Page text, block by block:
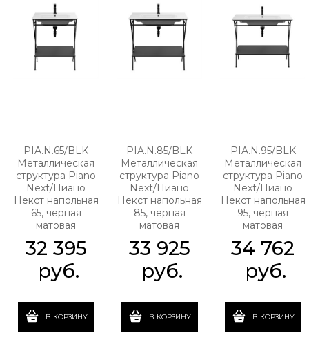
PIA.N.65/BLK
Металлическая
структура Piano
Next/Пиано
Некст напольная
65, черная
матовая
32 395
руб.
В КОРЗИНУ
PIA.N.85/BLK
Металлическая
структура Piano
Next/Пиано
Некст напольная
85, черная
матовая
33 925
руб.
В КОРЗИНУ
PIA.N.95/BLK
Металлическая
структура Piano
Next/Пиано
Некст напольная
95, черная
матовая
34 762
руб.
В КОРЗИНУ